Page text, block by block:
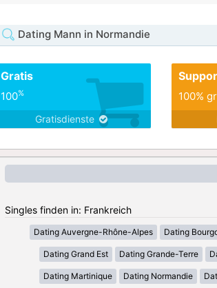
Dating Mann in Normandie
Gratis
100%
Gratisdienste
100%
Singles finden in: Frankreich
Dating Auvergne-Rhône-Alpes Dating
Dating Grand Est Dating Grande-Terre
Dating Martinique Dating Normandie